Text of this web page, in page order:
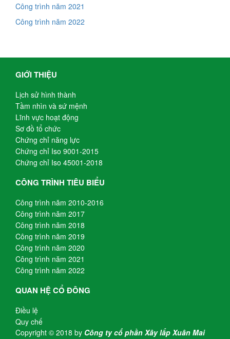
Công trình năm 2021
Công trình năm 2022
GIỚI THIỆU
Lịch sử hình thành
Tầm nhìn và sứ mệnh
Lĩnh vực hoạt động
Sơ đồ tổ chức
Chứng chỉ năng lực
Chứng chỉ Iso 9001-2015
Chứng chỉ Iso 45001-2018
CÔNG TRÌNH TIÊU BIỂU
Công trình năm 2010-2016
Công trình năm 2017
Công trình năm 2018
Công trình năm 2019
Công trình năm 2020
Công trình năm 2021
Công trình năm 2022
QUAN HỆ CỔ ĐÔNG
Điều lệ
Quy chế
Copyright © 2018 by Công ty cổ phần Xây lắp Xuân Mai